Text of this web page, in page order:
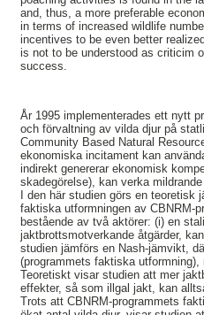
and, thus, a more preferable
in terms of increased wildlife
incentives to be even better
is not to be understood as criticim
success.
År 1995 implementerades ett nytt
och förvaltning av vilda djur på
Community Based Natural
ekonomiska incitament kan
indirekt genererar ekonomisk
skadegörelse), kan verka
I den här studien görs en teoretisk
faktiska utformningen av CBNRM-
bestående av två aktörer: (i) en
jaktbrottsmotverkande åtgärder,
studien jämförs en Nash-jämvikt,
(programmets faktiska
Teoretiskt visar studien att mer
effekter, så som illgal jakt, kan
Trots att CBNRM-programmets